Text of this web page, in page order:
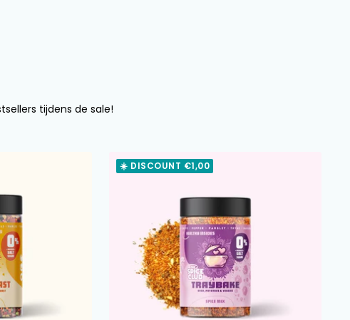
tijdens de sale!
☀️ DISCOUNT €1,00